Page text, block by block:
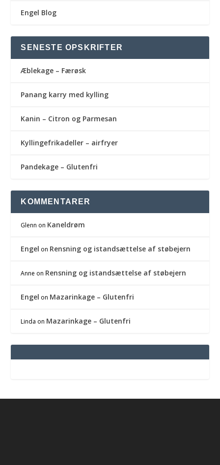
Engel Blog
SENESTE OPSKRIFTER
Æblekage – Færøsk
Panang karry med kylling
Kanin – Citron og Parmesan
Kyllingefrikadeller – airfryer
Pandekage – Glutenfri
KOMMENTARER
Glenn on Kaneldrøm
Engel on Rensning og istandsættelse af støbejern
Anne on Rensning og istandsættelse af støbejern
Engel on Mazarinkage – Glutenfri
Linda on Mazarinkage – Glutenfri